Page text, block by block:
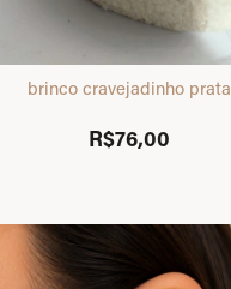
brinco cravejadinho prata
R$76,00